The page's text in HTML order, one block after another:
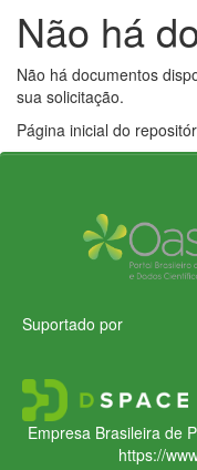
Não há
Não há documentos
sua solicitação.
Página inicial do
Suportado por
Empresa Brasileira de
https://